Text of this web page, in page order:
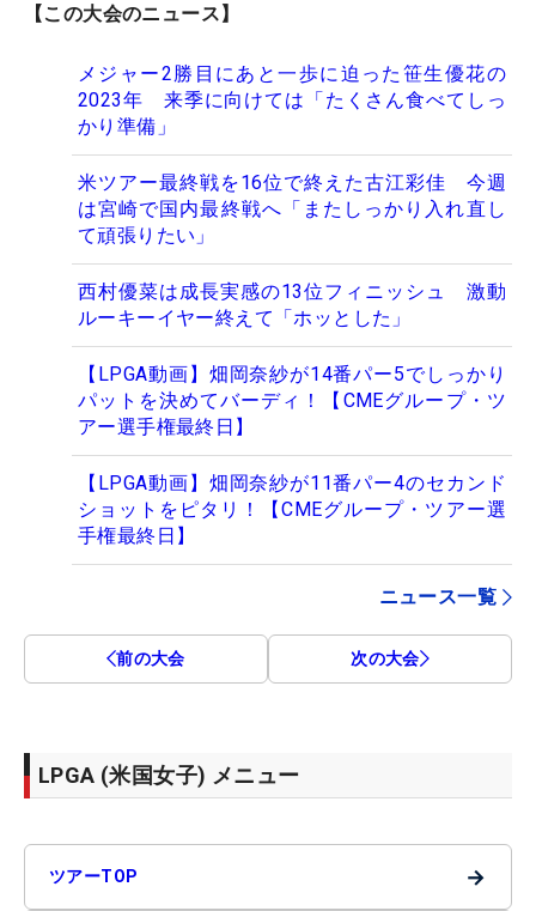
【この大会のニュース】
メジャー2勝目にあと一歩に迫った笹生優花の
2023年 来季に向けては「たくさん食べてしっ
かり準備」
米ツアー最終戦を16位で終えた古江彩佳 今週
は宮崎で国内最終戦へ「またしっかり入れ直し
て頑張りたい」
西村優菜は成長実感の13位フィニッシュ 激動
ルーキーイヤー終えて「ホッとした」
【LPGA動画】畑岡奈紗が14番パー5でしっかり
パットを決めてバーディ！【CMEグループ・ツ
アー選手権最終日】
【LPGA動画】畑岡奈紗が11番パー4のセカンド
ショットをピタリ！【CMEグループ・ツアー選
手権最終日】
ニュース一覧
前の大会 次の大会
LPGA (米国女子) メニュー
ツアーTOP →